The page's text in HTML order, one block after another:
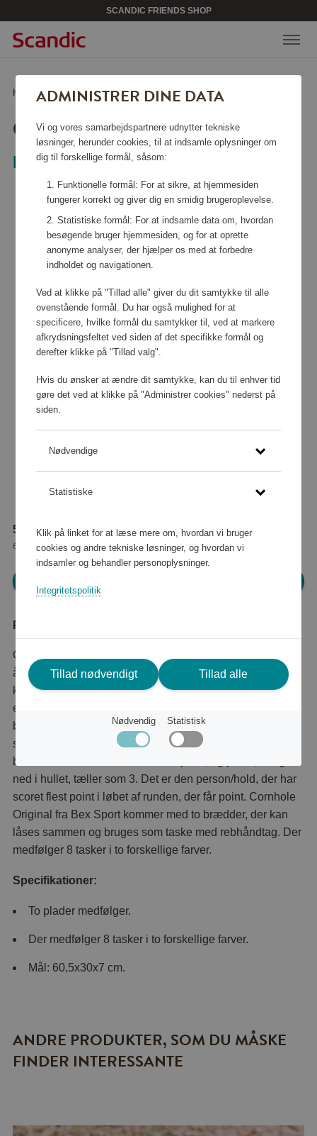
SCANDIC FRIENDS SHOP
Hjem /Sport & fritid/Games & books/Cornhole Original
CORNHOLE ORIGINAL
Bex Sport
51 040 point
eller
464 kr
Produktbeskrivelse
Cornhole er et spil, der er vokset i popularitet de seneste
år. Spillet kan spilles både indendørs og udendørs og
klarer sig derfor rigtig godt i lande, hvor sommersæsonen
er en lille del af året. Spillet spilles ved at placere
brædderne i passende afstand fra hinanden, så skal man
smide sækkestolene på brættet. Poser, der forbliver på
brættet efter runden, tæller som 1 point, og poser, der gik
ned i hullet, tæller som 3. Det er den person/hold, der har
scoret flest point i løbet af runden, der får point. Cornhole
Original fra Bex Sport kommer med to brædder, der kan
låses sammen og bruges som taske med rebhåndtag. Der
medfølger 8 tasker i to forskellige farver.
Specifikationer:
To plader medfølger.
Der medfølger 8 tasker i to forskellige farver.
Mål: 60,5x30x7 cm.
ANDRE PRODUKTER, SOM DU MÅSKE
FINDER INTERESSANTE
ADMINISTRER DINE DATA
Vi og vores samarbejdspartnere udnytter tekniske
løsninger, herunder cookies, til at indsamle oplysninger om
dig til forskellige formål, såsom:
Funktionelle formål: For at sikre, at hjemmesiden
fungerer korrekt og giver dig en smidig brugeroplevelse.
Statistiske formål: For at indsamle data om, hvordan
besøgende bruger hjemmesiden, og for at oprette
anonyme analyser, der hjælper os med at forbedre
indholdet og navigationen.
Ved at klikke på "Tillad alle" giver du dit samtykke til alle
ovenstående formål. Du har også mulighed for at
specificere, hvilke formål du samtykker til, ved at markere
afkrydsningsfeltet ved siden af det specifikke formål og
derefter klikke på "Tillad valg".
Hvis du ønsker at ændre dit samtykke, kan du til enhver tid
gøre det ved at klikke på "Administrer cookies" nederst på
siden.
Nødvendige
Statistiske
Klik på linket for at læse mere om, hvordan vi bruger
cookies og andre tekniske løsninger, og hvordan vi
indsamler og behandler personoplysninger.
Integritetspolitik
Tillad nødvendigt Tillad alle
Nødvendig Statistisk